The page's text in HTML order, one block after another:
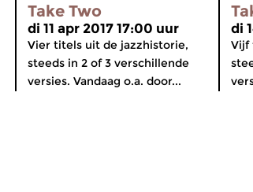
Take Two
di 11 apr 2017 17:00 uur
Vier titels uit de jazzhistorie,
steeds in 2 of 3 verschillende
versies. Vandaag o.a. door...
di
Vijf